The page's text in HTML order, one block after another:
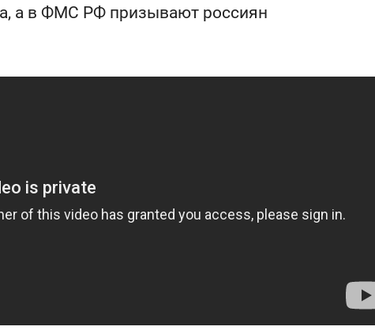
а в ФМС РФ призывают россиян